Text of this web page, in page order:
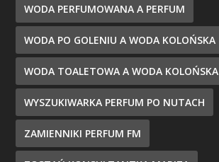
WODA PERFUMOWANA A PERFUM
WODA PO GOLENIU A WODA KOLOŃSKA
WODA TOALETOWA A WODA KOLOŃSKA
WYSZUKIWARKA PERFUM PO NUTACH
ZAMIENNIKI PERFUM FM